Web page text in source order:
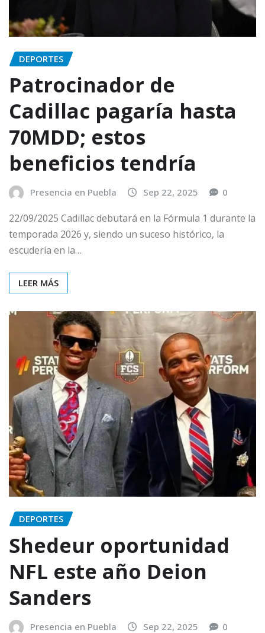
DEPORTES
Patrocinador de
Cadillac pagaría hasta
70MDD; estos
beneficios tendría
Presencia en Puebla Sep 22, 2025 0
22/09/2025 Cadillac debutará en la Fórmula 1 durante la
temporada 2026 y, siendo un suceso histórico, la
escudería en la…
LEER MÁS
DEPORTES
Shedeur oportunidad
NFL este año Deion
Sanders
Presencia en Puebla Sep 22, 2025 0